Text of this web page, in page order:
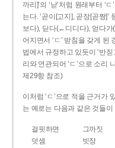
까리]’의 ‘낟’처럼 원래부터 ‘
는다. ‘곧이[고지], 곧장[곧짱
보다), 딛다(←디디다), 얻다
어지면서 ‘ㄷ’ 받침을 갖게 된
법에서 규정하고 있듯이 ‘반짇
리와 연관되어 ‘ㄷ’으로 소리
제29항 참조)
이처럼 ‘ㄷ’으로 적을 근거가
는 예로는 다음과 같은 것들이
걸핏하면 그까짓
덧셈
빗장